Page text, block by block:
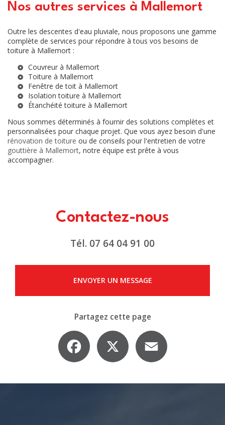
Nos autres services à Mallemort
Outre les descentes d'eau pluviale, nous proposons une gamme
complète de services pour répondre à tous vos besoins de
toiture à Mallemort :
Couvreur à Mallemort
Toiture à Mallemort
Fenêtre de toit à Mallemort
Isolation toiture à Mallemort
Étanchéité toiture à Mallemort
Nous sommes déterminés à fournir des solutions complètes et
personnalisées pour chaque projet. Que vous ayez besoin d'une
rénovation de toiture ou de conseils pour l'entretien de votre
gouttière à Mallemort, notre équipe est prête à vous
accompagner.
Contactez-nous
Tél. 07 64 04 91 00
ENVOYER UN MESSAGE
Partagez cette page
Facebook